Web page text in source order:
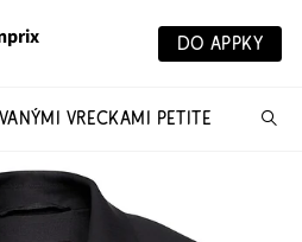
DO APPKY
VRECKAMI PETITE